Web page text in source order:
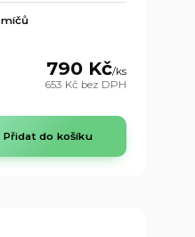
míčů
790 Kč/ks
653 Kč bez DPH
Přidat do košíku